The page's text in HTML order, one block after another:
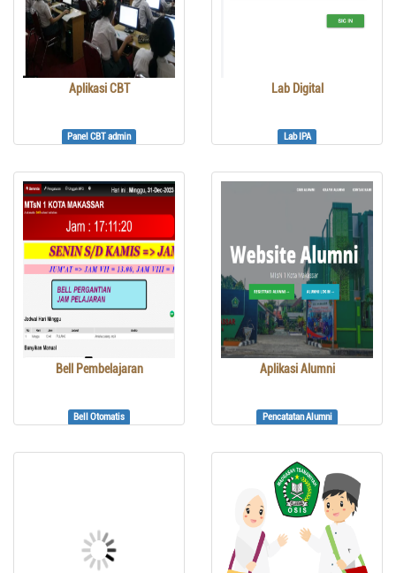
Aplikasi CBT
Panel CBT admin
Lab Digital
Lab IPA
Bell Pembelajaran
Bell Otomatis
Aplikasi Alumni
Pencatatan Alumni